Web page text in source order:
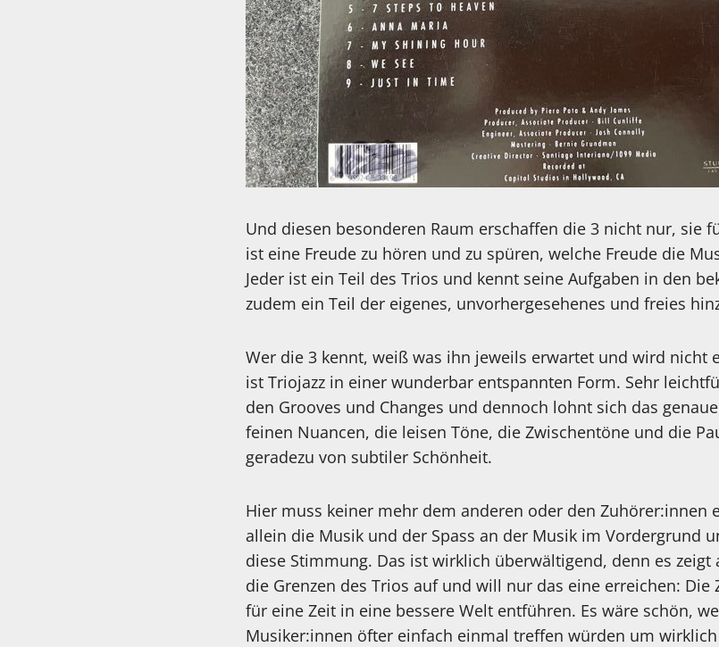
Und diesen besonderen Raum erschaffen die 3 nicht nur, sie
ist eine Freude zu hören und zu spüren, welche Freude die
Jeder ist ein Teil des Trios und kennt seine Aufgaben in den
zudem ein Teil der eigenes, unvorhergesehenes und freies
Wer die 3 kennt, weiß was ihn jeweils erwartet und wird nicht
ist Triojazz in einer wunderbar entspannten Form. Sehr
den Grooves und Changes und dennoch lohnt sich das
feinen Nuancen, die leisen Töne, die Zwischentöne und die
geradezu von subtiler Schönheit.
Hier muss keiner mehr dem anderen oder den Zuhörer:innen
allein die Musik und der Spass an der Musik im Vordergrund
diese Stimmung. Das ist wirklich überwältigend, denn es zeigt
die Grenzen des Trios auf und will nur das eine erreichen:
für eine Zeit in eine bessere Welt entführen. Es wäre schön,
Musiker:innen öfter einfach einmal treffen würden um